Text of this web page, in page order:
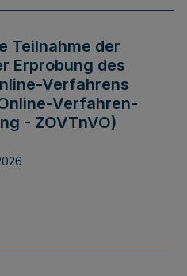
Teilnahme der
Erprobung des
Verfahrens
Verfahren-
- ZOVTnVO)